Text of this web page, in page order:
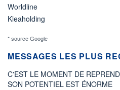
Worldline
Kleaholding
* source Google
MESSAGES LES PLUS
C'EST LE MOMENT DE
SON POTENTIEL EST ÉNORME